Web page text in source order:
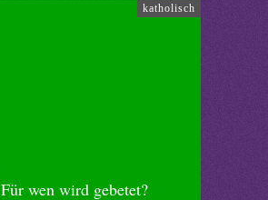
katholisch
Für wen wird gebetet?